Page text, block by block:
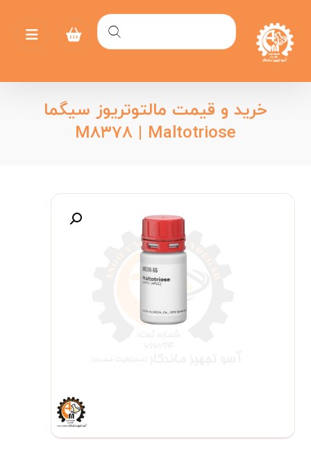
خرید و قیمت مالتوتریوز سیگما
M۸۳۷۸ | Maltotriose
بزرگنمایی تصویر